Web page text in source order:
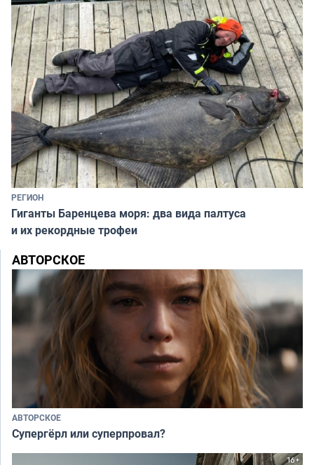
РЕГИОН
Гиганты Баренцева моря: два вида палтуса
и их рекордные трофеи
АВТОРСКОЕ
АВТОРСКОЕ
Супергёрл или суперпровал?